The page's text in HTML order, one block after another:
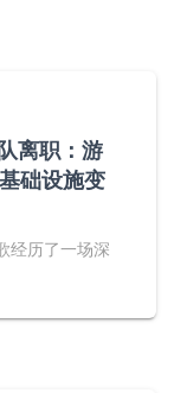
离职：游
础设施变
经历了一场深